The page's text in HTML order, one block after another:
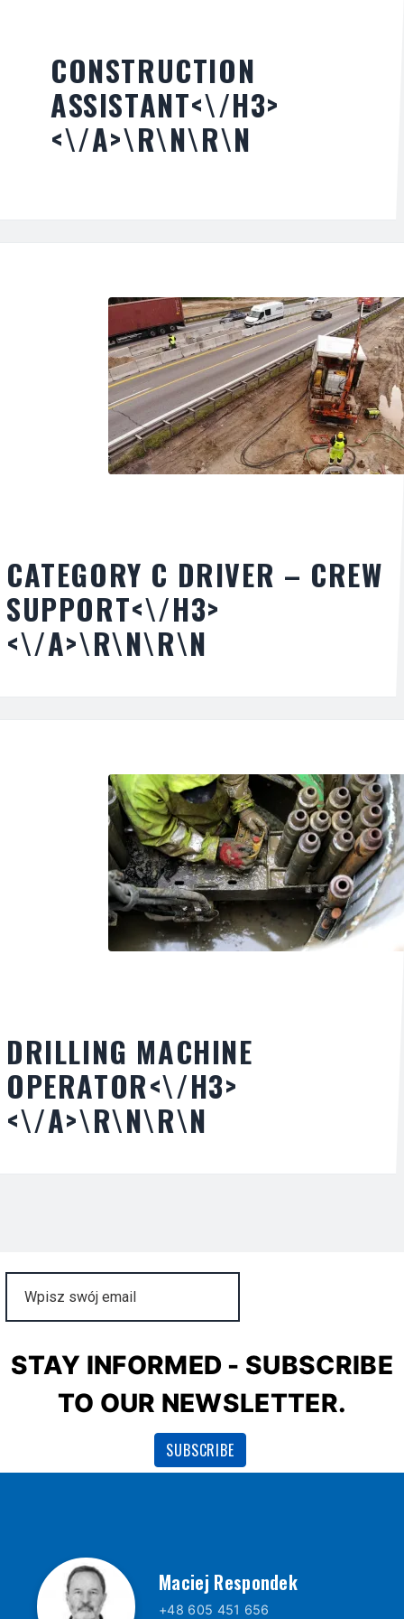
CONSTRUCTION
ASSISTANT<\/H3>
<\/A>\R\N\R\N
CATEGORY C DRIVER – CREW
SUPPORT<\/H3>
<\/A>\R\N\R\N
DRILLING MACHINE
OPERATOR<\/H3>
<\/A>\R\N\R\N
STAY INFORMED - SUBSCRIBE
TO OUR NEWSLETTER.
Maciej Respondek
+48 605 451 656